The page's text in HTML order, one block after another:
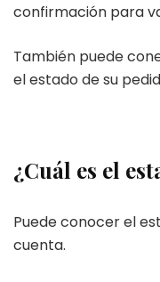
confirmación para
También puede
el estado de su
¿Cuál es el
Puede conocer el
cuenta.